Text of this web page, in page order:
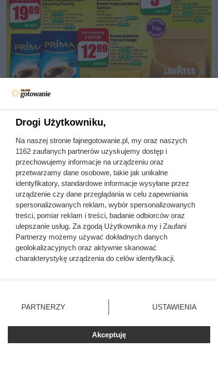
W Dino duże obniżki cen kultowych kaw, fot. Opracowanie własne
na podstawie gazetki Dino z dnia 05-11.08
Wybrane promocje w Dino – co
warto kupić?
najnowszej gazetce.
Najciekawsze promocje w Dino - gazetka do 11
sierpnia
Drogi Użytkowniku,
Na naszej stronie fajnegotowanie.pl, my oraz naszych
1162 zaufanych partnerów uzyskujemy dostęp i
przechowujemy informacje na urządzeniu oraz
przetwarzamy dane osobowe, takie jak unikalne
identyfikatory, standardowe informacje wysyłane przez
urządzenie czy dane przeglądania w celu zapewniania
spersonalizowanych reklam, wybór spersonalizowanych
treści, pomiar reklam i treści, badanie odbiorców oraz
ulepszanie usług. Za zgodą Użytkownika my i Zaufani
Partnerzy możemy używać dokładnych danych
geolokalizacyjnych oraz aktywnie skanować
charakterystykę urządzenia do celów identyfikacji.
zmienić/wycofać klikając przycisk ustawień prywatności
znajdujący się w lewym dolnym rogu strony
rodzaje przetwarzania danych nie wymagają zgody
użytkownika, ale masz prawo sprzeciwić się takiemu
przetwarzaniu. Preferencje będą miały zastosowania tylko
PARTNERZY USTAWIENIA
Akceptuję